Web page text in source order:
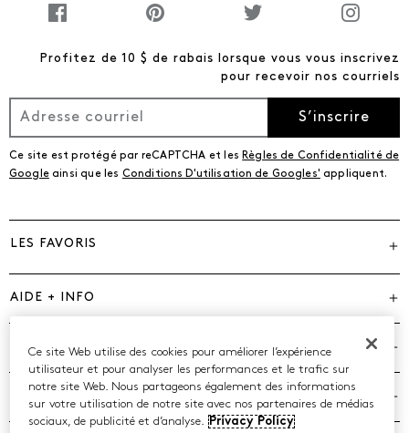
Profitez de 10 $ de rabais lorsque vous vous inscrivez
pour recevoir nos courriels
S’inscrire
Ce site est protégé par reCAPTCHA et les Règles de Confidentialité de
Googleainsi que les Conditions D'utilisation de Googles' appliquent.
LES FAVORIS
AIDE + INFO
MARQUES
Ce site Web utilise des cookies pour améliorer l’expérience
utilisateur et pour analyser les performances et le trafic sur
notre site Web. Nous partageons également des informations
sur votre utilisation de notre site avec nos partenaires de médias
sociaux, de publicité et d’analyse. Privacy Policy